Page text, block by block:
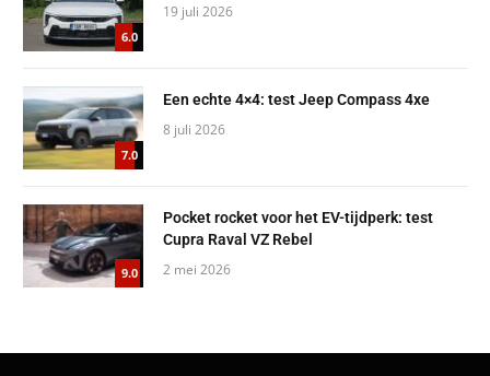
6.0
19 juli 2026
7.0
Een echte 4×4: test Jeep Compass 4xe
8 juli 2026
9.0
Pocket rocket voor het EV-tijdperk: test
Cupra Raval VZ Rebel
2 mei 2026